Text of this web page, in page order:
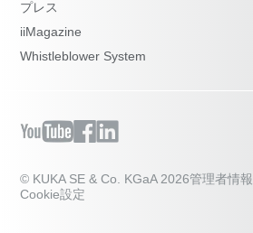
プレス
iiMagazine
Whistleblower System
© KUKA SE & Co. KGaA 2026管理者情報
Cookie設定